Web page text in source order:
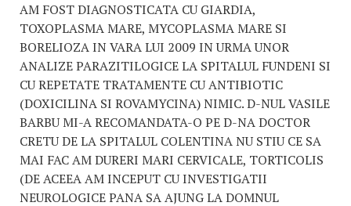
AM FOST DIAGNOSTICATA CU GIARDIA,
TOXOPLASMA MARE, MYCOPLASMA MARE SI
BORELIOZA IN VARA LUI 2009 IN URMA UNOR
ANALIZE PARAZITILOGICE LA SPITALUL FUNDENI SI
CU REPETATE TRATAMENTE CU ANTIBIOTIC
(DOXICILINA SI ROVAMYCINA) NIMIC. D-NUL VASILE
BARBU MI-A RECOMANDATA-O PE D-NA DOCTOR
CRETU DE LA SPITALUL COLENTINA NU STIU CE SA
MAI FAC AM DURERI MARI CERVICALE, TORTICOLIS
(DE ACEEA AM INCEPUT CU INVESTIGATII
NEUROLOGICE PANA SA AJUNG LA DOMNUL